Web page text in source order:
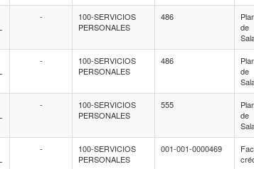
-
100-SERVICIOS
PERSONALES
486
de
-
100-SERVICIOS
PERSONALES
486
de
-
100-SERVICIOS
PERSONALES
555
de
-
100-SERVICIOS
PERSONALES
001-001-0000469